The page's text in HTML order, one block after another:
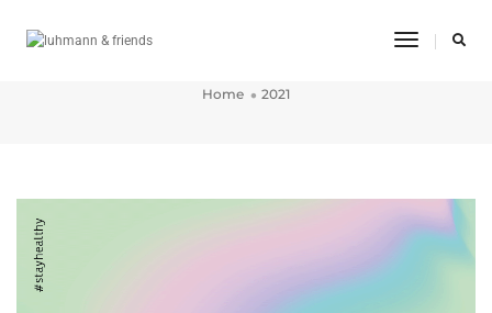
Toggle
Home 2021